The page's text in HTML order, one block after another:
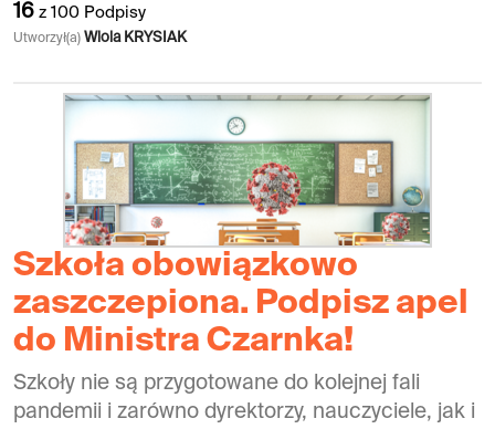
16 z 100 Podpisy
Utworzył(a) Wiola KRYSIAK
Szkoła obowiązkowo
zaszczepiona. Podpisz apel
do Ministra Czarnka!
Szkoły nie są przygotowane do kolejnej fali
pandemii i zarówno dyrektorzy, nauczyciele, jak i